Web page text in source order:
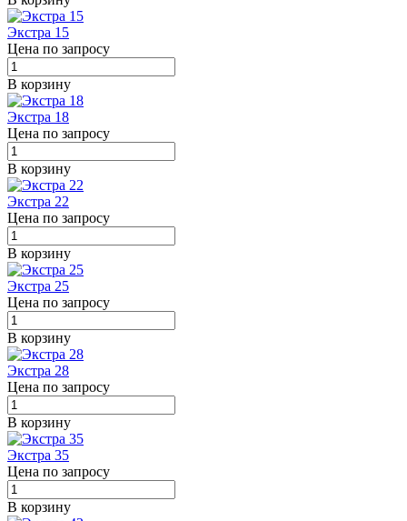
Экстра 15
Цена по запросу
В корзину
Экстра 18
Цена по запросу
В корзину
Экстра 22
Цена по запросу
В корзину
Экстра 25
Цена по запросу
В корзину
Экстра 28
Цена по запросу
В корзину
Экстра 35
Цена по запросу
В корзину